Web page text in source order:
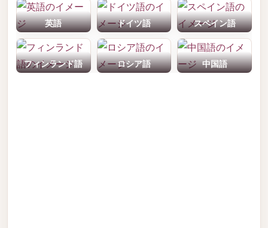
英語 ドイツ語 スペイン語
フィンランド語 ロシア語 中国語